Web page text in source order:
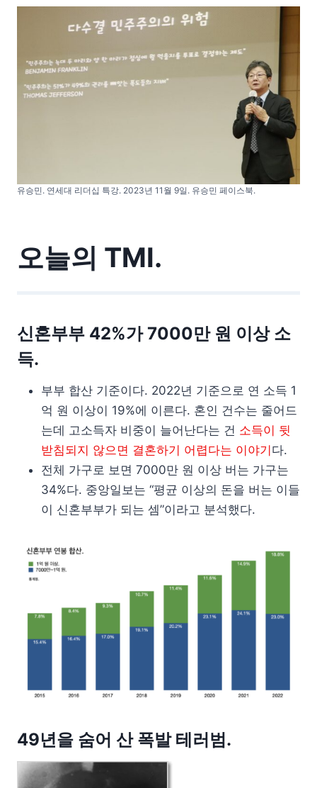
유승민. 연세대 리더십 특강. 2023년 11월 9일. 유승민 페이스북.
오늘의 TMI.
신혼부부 42%가 7000만 원 이상 소
득.
부부 합산 기준이다. 2022년 기준으로 연 소득 1
억 원 이상이 19%에 이른다. 혼인 건수는 줄어드
는데 고소득자 비중이 늘어난다는 건 소득이 뒷
받침되지 않으면 결혼하기 어렵다는 이야기다.
전체 가구로 보면 7000만 원 이상 버는 가구는
34%다. 중앙일보는 “평균 이상의 돈을 버는 이들
이 신혼부부가 되는 셈”이라고 분석했다.
49년을 숨어 산 폭발 테러범.